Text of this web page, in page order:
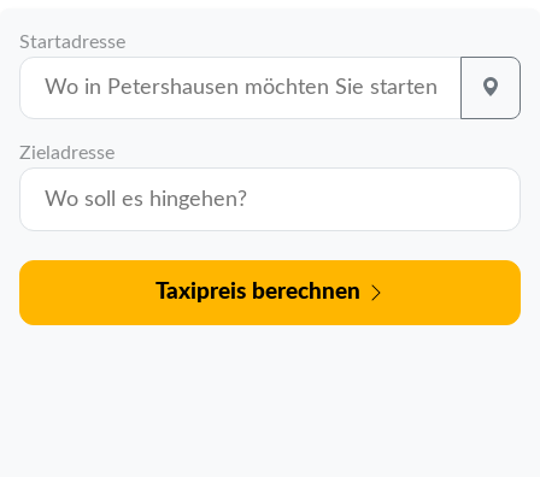
Startadresse
Zieladresse
Taxipreis berechnen